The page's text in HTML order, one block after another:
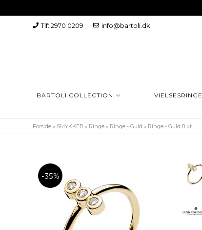
Tlf: 2970 0209 info@bartoli.dk
BARTOLI COLLECTION VIELSESRINGE
Forside » SMYKKER » Ringe » Ringe - Guld » Ringe - Guld 8 kt.
-35%